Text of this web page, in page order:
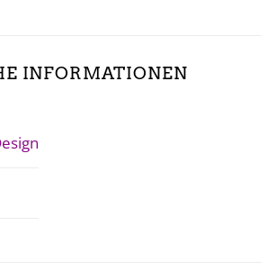
INFORMATIONEN